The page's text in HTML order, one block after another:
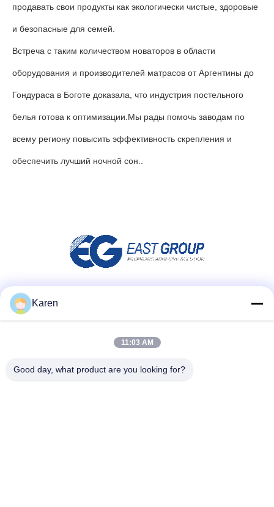
продавать свои продукты как экологически чистые, здоровые
и безопасные для семей.
Встреча с таким количеством новаторов в области
оборудования и производителей матрасов от Аргентины до
Гондураса в Боготе доказала, что индустрия постельного
белья готова к оптимизации.Мы рады помочь заводам по
всему региону повысить эффективность скрепления и
обеспечить лучший ночной сон..
Karen
11:03 AM
Good day, what product are you looking for?